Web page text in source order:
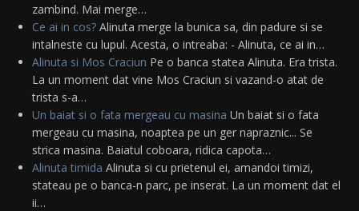
zambind. Mai merge…
Ce ai in cos? Alinuta merge la bunica sa, din padure si se
intalneste cu lupul. Acesta, o intreaba: - Alinuta, ce ai in…
Alinuta si Mos Craciun Pe o banca statea Alinuta. Era trista.
La un moment dat vine Mos Craciun si vazand-o atat de
trista s-a…
Un baiat si o fata mergeau cu masina Un baiat si o fata
mergeau cu masina, noaptea pe un ger napraznic... Se
strica masina. Baiatul coboara, ridica capota…
Alinuta timida Alinuta si cu prietenul ei, amandoi timizi,
stateau pe o banca-n parc, pe inserat. La un moment dat el
ii…